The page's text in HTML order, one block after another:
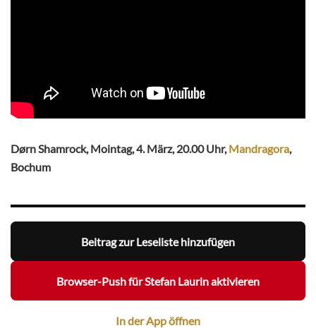
Dørn Shamrock, Mointag, 4. März, 20.00 Uhr,Mandragora,
Bochum
Beitrag zur Leseliste hinzufügen
Browser-Push für Stefan Laurin aktivieren
In der App öffnen